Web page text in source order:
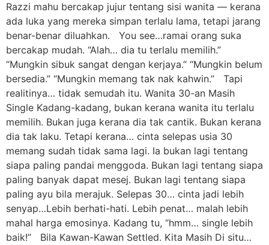
Razzi mahu bercakap jujur tentang sisi wanita — kerana
ada luka yang mereka simpan terlalu lama, tetapi jarang
benar-benar diluahkan. You see…ramai orang suka
bercakap mudah. “Alah… dia tu terlalu memilih.”
“Mungkin sibuk sangat dengan kerjaya.” “Mungkin belum
bersedia.” “Mungkin memang tak nak kahwin.” Tapi
realitinya… tidak semudah itu. Wanita 30-an Masih
Single Kadang-kadang, bukan kerana wanita itu terlalu
memilih. Bukan juga kerana dia tak cantik. Bukan kerana
dia tak laku. Tetapi kerana… cinta selepas usia 30
memang sudah tidak sama lagi. Ia bukan lagi tentang
siapa paling pandai menggoda. Bukan lagi tentang siapa
paling banyak dapat mesej. Bukan lagi tentang siapa
paling ayu bila merajuk. Selepas 30… cinta jadi lebih
senyap…Lebih berhati-hati. Lebih penat… malah lebih
mahal harga emosinya. Kadang tu, “hmm… single lebih
baik!” Bila Kawan-Kawan Settled. Kita Masih Di situ…